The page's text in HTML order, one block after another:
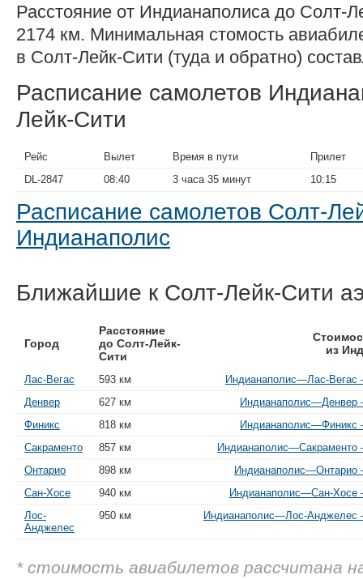
Расстояние от Индианаполиса до Солт-
2174 км. Минимальная стомость
в Солт-Лейк-Сити (туда и обратно)
Расписание самолетов
Лейк-Сити
Рейс Вылет Время в пути
Прилет
DL-2847
08:40 3 часа 35 минут 10:15
Расписание самолетов Солт-
Индианаполис
Ближайшие к Солт-Лейк-Сити
Город
Расстояние
до Солт-Лейк-
Сити
из
Лас-Вегас 593 км
Индианаполис—Лас-Вегас
Денвер
627 км
Индианаполис—Денвер
Финикс
818 км
Индианаполис—Финикс
Сакраменто
857 км
Индианаполис—Сакраменто
Онтарио
898 км
Индианаполис—Онтарио
Сан-Хосе
940 км
Индианаполис—Сан-Хосе
Лос-
Анджелес
950 км Индианаполис—Лос-Анджелес
* стоимость авиабилетов рассчитана